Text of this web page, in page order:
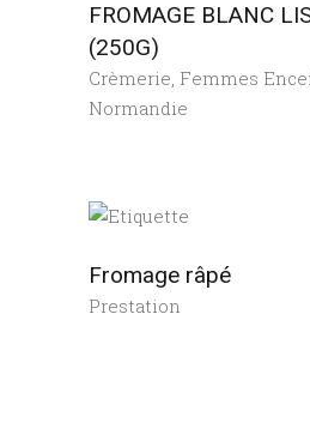
FROMAGE BLANC
(250G)
Crèmerie, Femmes
Normandie
Fromage râpé
Prestation